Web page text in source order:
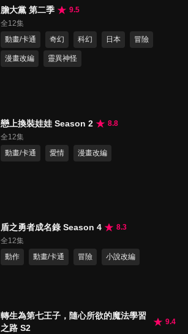
膽大黨 第二季
9.5
全12集
動畫/卡通
奇幻 科幻 日本 冒險
漫畫改編 靈異神怪
戀上換裝娃娃 Season 2
8.8
全12集
動畫/卡通
愛情 漫畫改編
盾之勇者成名錄 Season 4
8.3
全12集
動作
動畫/卡通 冒險 小說改編
轉生為第七王子，隨心所欲的魔法學習
之路 S2
9.4